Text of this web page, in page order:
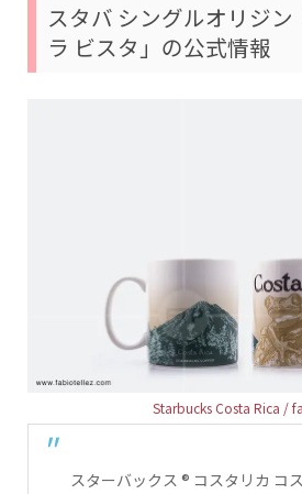
スタバ シングルオリジン
ラ ビスタ」の公式情報
Starbucks Costa Rica /
スターバックス ® コスタリカ コ